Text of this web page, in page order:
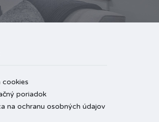
cookies
poriadok
na ochranu osobných údajov